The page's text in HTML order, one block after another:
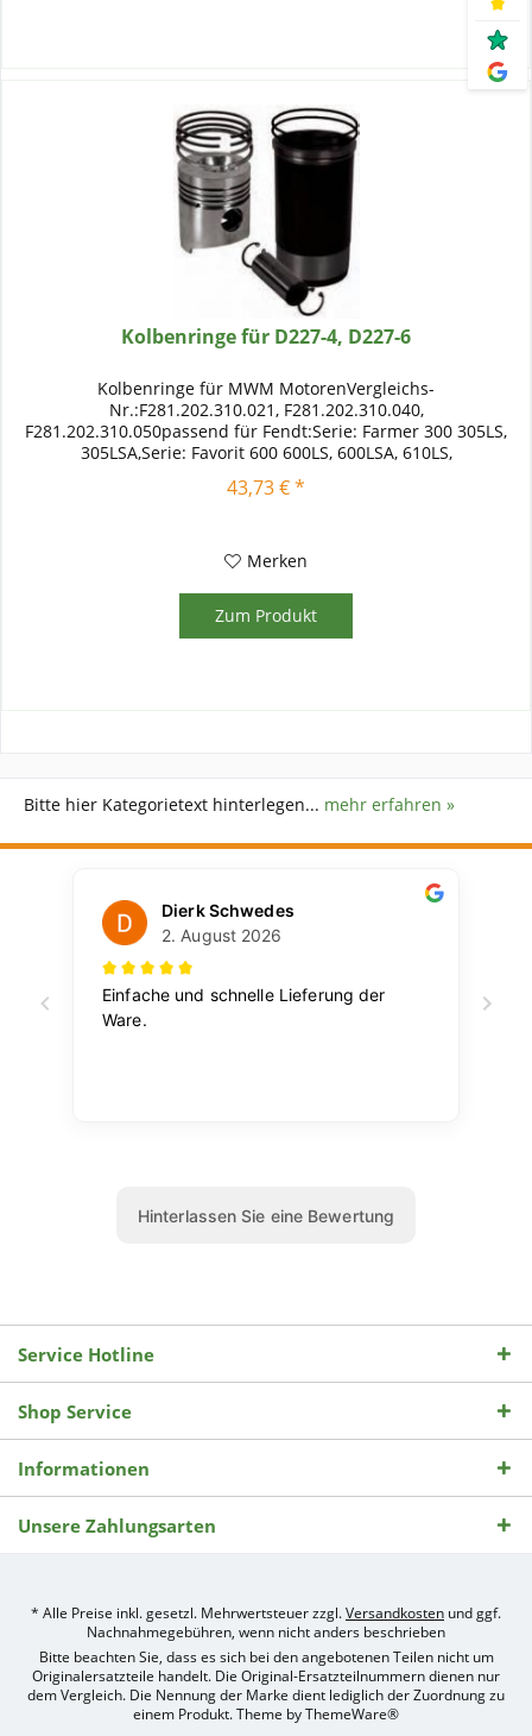
Kolbenringe für D227-4, D227-6
Kolbenringe für MWM MotorenVergleichs-
Nr.:F281.202.310.021, F281.202.310.040,
F281.202.310.050passend für Fendt:Serie: Farmer 300 305LS,
305LSA,Serie: Favorit 600 600LS, 600LSA, 610LS,
610LSAMotortyp:D227-4 - MWMD227-6 - MWM
43,73 € *
Merken
Zum Produkt
Bitte hier Kategorietext hinterlegen... mehr erfahren »
Service Hotline
Shop Service
Informationen
Unsere Zahlungsarten
* Alle Preise inkl. gesetzl. Mehrwertsteuer zzgl.Versandkosten und ggf.
Nachnahmegebühren, wenn nicht anders beschrieben
Bitte beachten Sie, dass es sich bei den angebotenen Teilen nicht um
Originalersatzteile handelt. Die Original-Ersatzteilnummern dienen nur
dem Vergleich. Die Nennung der Marke dient lediglich der Zuordnung zu
einem Produkt. Theme byThemeWare®